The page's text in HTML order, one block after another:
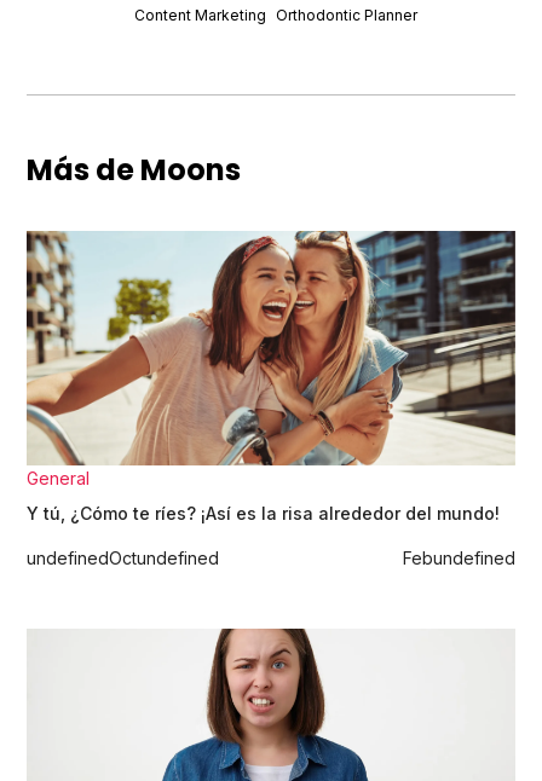
Content Marketing Orthodontic Planner
Más de Moons
General
Y tú, ¿Cómo te ríes? ¡Así es la risa alrededor del mundo!
undefinedOctundefined Febundefined